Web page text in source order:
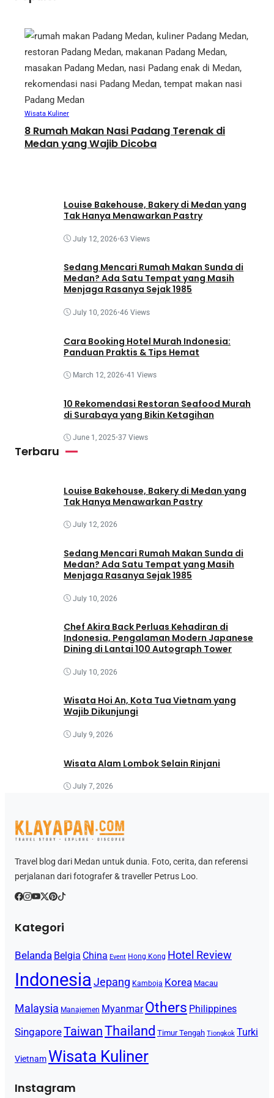
Wisata Kuliner
8 Rumah Makan Nasi Padang Terenak di
Medan yang Wajib Dicoba
Louise Bakehouse, Bakery di Medan yang
Tak Hanya Menawarkan Pastry
July 12, 2026•63 Views
Sedang Mencari Rumah Makan Sunda di
Medan? Ada Satu Tempat yang Masih
Menjaga Rasanya Sejak 1985
July 10, 2026•46 Views
Cara Booking Hotel Murah Indonesia:
Panduan Praktis & Tips Hemat
March 12, 2026•41 Views
10 Rekomendasi Restoran Seafood Murah
di Surabaya yang Bikin Ketagihan
June 1, 2025•37 Views
Terbaru
Louise Bakehouse, Bakery di Medan yang
Tak Hanya Menawarkan Pastry
July 12, 2026
Sedang Mencari Rumah Makan Sunda di
Medan? Ada Satu Tempat yang Masih
Menjaga Rasanya Sejak 1985
July 10, 2026
Chef Akira Back Perluas Kehadiran di
Indonesia, Pengalaman Modern Japanese
Dining di Lantai 100 Autograph Tower
July 10, 2026
Wisata Hoi An, Kota Tua Vietnam yang
Wajib Dikunjungi
July 9, 2026
Wisata Alam Lombok Selain Rinjani
July 7, 2026
Travel blog dari Medan untuk dunia. Foto, cerita, dan referensi
perjalanan dari fotografer & traveller Petrus Loo.
Kategori
Belanda Belgia China Event Hong Kong Hotel Review
IndonesiaJepang Kamboja Korea Macau
Malaysia Manajemen Myanmar Others Philippines
SingaporeTaiwanThailand Timur Tengah Tiongkok Turki
VietnamWisata Kuliner
Instagram